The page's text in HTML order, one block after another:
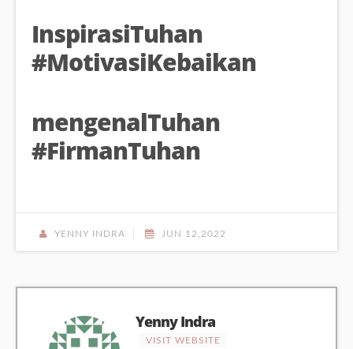
InspirasiTuhan
#MotivasiKebaikan
mengenalTuhan
#FirmanTuhan
YENNY INDRA JUN 12,2022
Yenny Indra
VISIT WEBSITE